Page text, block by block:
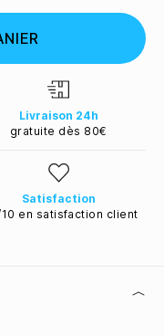
Livraison 24h
gratuite dès 80€
Satisfaction
en satisfaction client